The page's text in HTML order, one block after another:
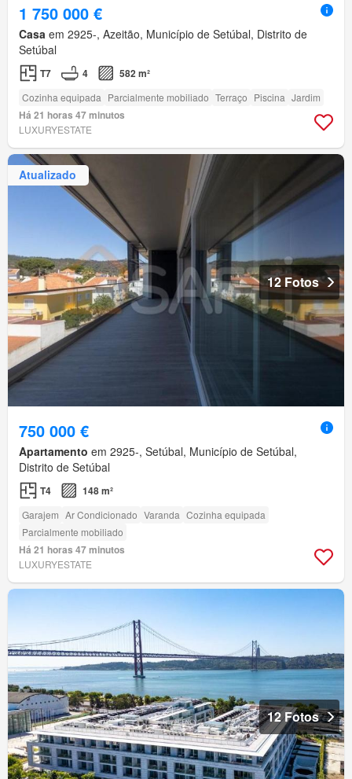
1 750 000 €
Casa em 2925-, Azeitão, Município de Setúbal, Distrito de
Setúbal
T7 4 582 m²
Cozinha equipada Parcialmente mobiliado Terraço Piscina Jardim
Há 21 horas 47 minutos
LUXURYESTATE
Atualizado
12 Fotos
750 000 €
Apartamento em 2925-, Setúbal, Município de Setúbal,
Distrito de Setúbal
T4 148 m²
Garajem Ar Condicionado Varanda Cozinha equipada
Parcialmente mobiliado
Há 21 horas 47 minutos
LUXURYESTATE
12 Fotos